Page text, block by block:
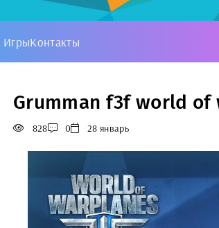
ИгрыКонтакты
Grumman f3f world of
828 0 28 январь